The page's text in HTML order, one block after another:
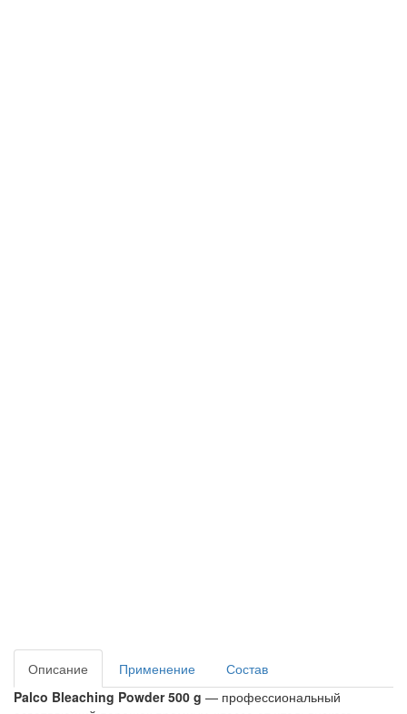
Описание Применение
Состав
Palco Bleaching Powder 500 g — профессиональный